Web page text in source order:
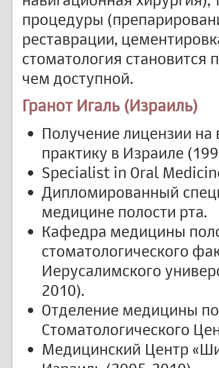
процедуры
реставрации,
стоматология
чем доступной.
Гранот Игаль (Израиль)
Получение лицензии
практику в Израиле
Specialist in Oral
Дипломированный
медицине полости рта.
Кафедра медицины
стоматологического
Иерусалимского
2010).
Отделение медицины
Стоматологического
Медицинский Центр